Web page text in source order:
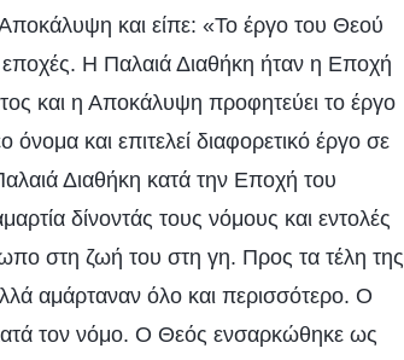
και είπε: «Το έργο του Θεού
Η Παλαιά Διαθήκη ήταν η Εποχή
και η Αποκάλυψη προφητεύει το έργο
και επιτελεί διαφορετικό έργο σε
Διαθήκη κατά την Εποχή του
δίνοντάς τους νόμους και εντολές
στη ζωή του στη γη. Προς τα τέλη της
αμάρταναν όλο και περισσότερο. Ο
κατά τον νόμο. Ο Θεός ενσαρκώθηκε ως